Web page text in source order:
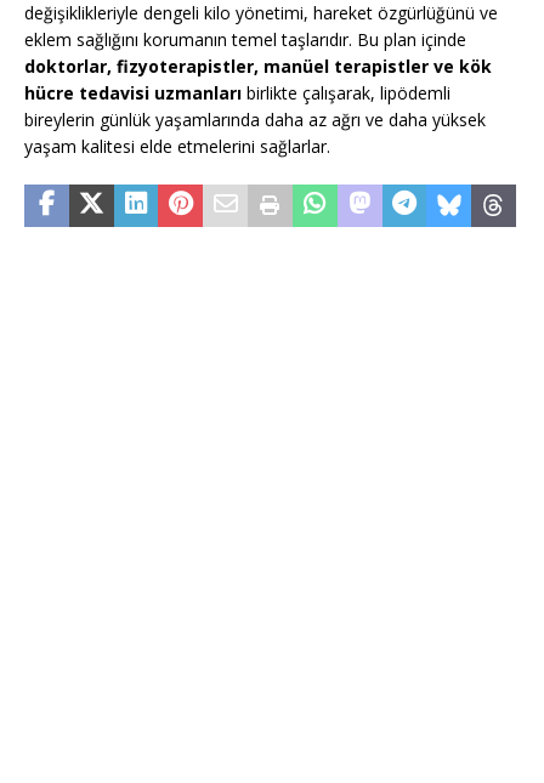
değişiklikleriyle dengeli kilo yönetimi, hareket özgürlüğünü ve
eklem sağlığını korumanın temel taşlarıdır. Bu plan içinde
doktorlar, fizyoterapistler, manüel terapistler ve kök
hücre tedavisi uzmanları birlikte çalışarak, lipödemli
bireylerin günlük yaşamlarında daha az ağrı ve daha yüksek
yaşam kalitesi elde etmelerini sağlarlar.